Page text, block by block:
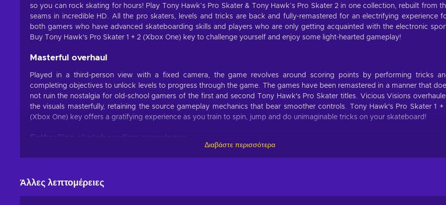
so you can rock skating for hours! Play Tony Hawk’s Pro Skater & Tony Hawk’s Pro Skater 2 in one collection, rebuilt from
seams in incredible HD. All the pro skaters, levels and tricks are back and fully-remastered for an electrifying experience
both gamers who have advanced skateboarding skills and players who are only getting acquainted with the electronic
Buy Tony Hawk's Pro Skater 1 + 2 (Xbox One) key to challenge yourself and enjoy some light-hearted gameplay!
Masterful overhaul
Played in a third-person view with a fixed camera, the game revolves around scoring points by performing tricks
completing objectives to unlock levels to progress through the game. The games have been remastered in a manner that
not ruin the nostalgia for old-school gamers of the first and second Tony Hawk's Pro Skater titles. Vicious Visions
the visuals masterfully, retaining the source gameplay mechanics that bear smoother controls. Tony Hawk's Pro Skater 1 +
(Xbox One) key offers a gratifying experience as you train to spin, jump and do unimaginable tricks on your skateboard!
Enthralling skateboarding experience
Skater series. Enjoy all the original game modes that retain the authenticity of the first titles and go head-to-head with local
Player modes. Can you arm yourself with determination to master all the tricks and be crowned as the
Διαβάστε περισσότερα
Άλλες λεπτομέρειες